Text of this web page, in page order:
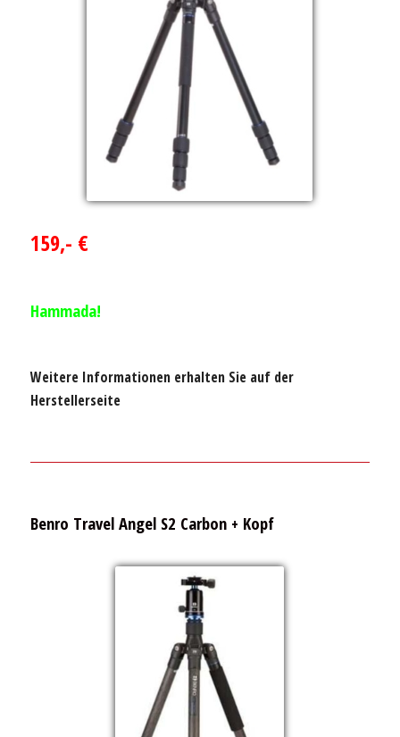
159,- €
Hammada!
Weitere Informationen erhalten Sie auf der
Herstellerseite
Benro Travel Angel S2 Carbon + Kopf